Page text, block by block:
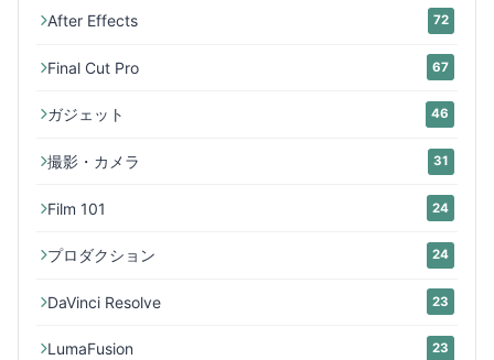
After Effects 72
Final Cut Pro 67
ガジェット 46
撮影・カメラ 31
Film 101 24
プロダクション 24
DaVinci Resolve 23
LumaFusion 23